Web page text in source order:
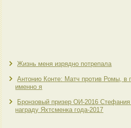
Жизнь меня изрядно потрепала
Антонио Конте: Матч против Ромы, в
именно я
Бронзовый призер ОИ-2016
награду Яхтсменка года-2017